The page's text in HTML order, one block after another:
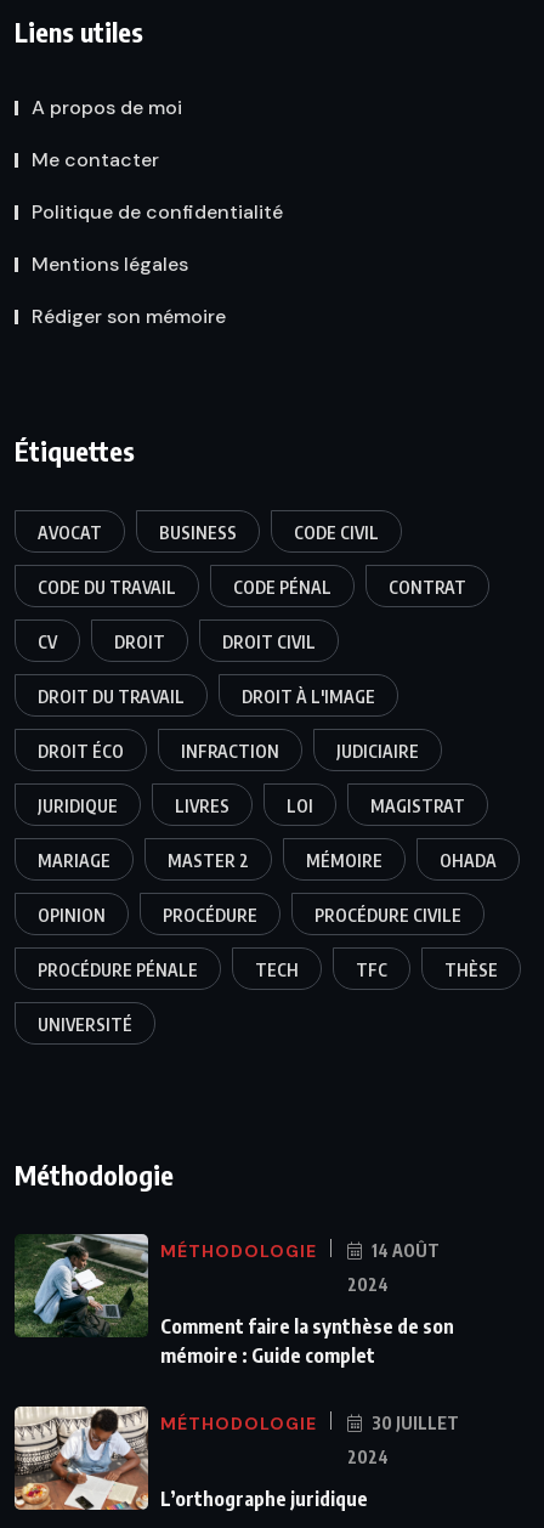
Liens utiles
A propos de moi
Me contacter
Politique de confidentialité
Mentions légales
Rédiger son mémoire
Étiquettes
AVOCAT BUSINESS CODE CIVIL
CODE DU TRAVAIL CODE PÉNAL CONTRAT
CV DROIT DROIT CIVIL
DROIT DU TRAVAIL DROIT À L'IMAGE
DROIT ÉCO INFRACTION JUDICIAIRE
JURIDIQUE LIVRES LOI MAGISTRAT
MARIAGE MASTER 2 MÉMOIRE OHADA
OPINION PROCÉDURE PROCÉDURE CIVILE
PROCÉDURE PÉNALE TECH TFC THÈSE
UNIVERSITÉ
Méthodologie
MÉTHODOLOGIE
14 AOÛT
2024
Comment faire la synthèse de son
mémoire : Guide complet
MÉTHODOLOGIE
30 JUILLET
2024
L’orthographe juridique